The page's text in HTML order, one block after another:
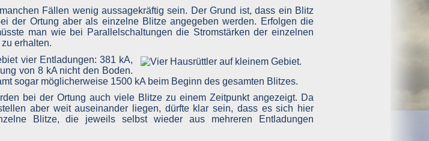
Fällen wenig aussagekräftig sein. Der Grund ist, dass ein Blitz
der Ortung aber als einzelne Blitze angegeben werden. Erfolgen die
man wie bei Parallelschaltungen die Stromstärken der einzelnen
erhalten.
vier Entladungen: 381 kA,
von 8 kA nicht den Boden.
sogar möglicherweise 1500 kA beim Beginn des gesamten Blitzes.
bei der Ortung auch viele Blitze zu einem Zeitpunkt angezeigt. Da
aber weit auseinander liegen, dürfte klar sein, dass es sich hier
Blitze, die jeweils selbst wieder aus mehreren Entladungen